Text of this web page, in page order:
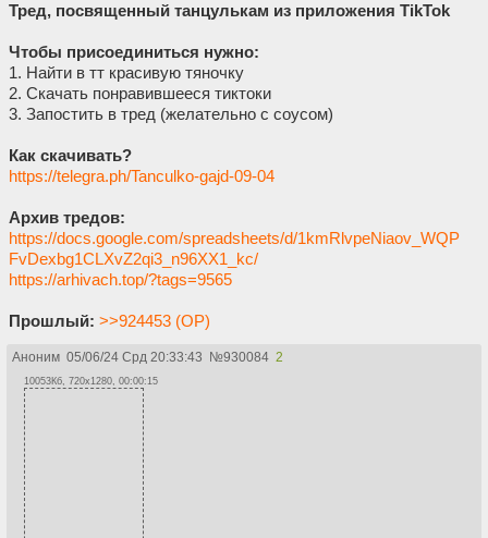
Тред, посвященный танцулькам из приложения TikTok
Чтобы присоединиться нужно:
1. Найти в тт красивую тяночку
2. Скачать понравившееся тиктоки
3. Запостить в тред (желательно с соусом)
Как скачивать?
https://telegra.ph/Tanculko-gajd-09-04
Архив тредов:
https://docs.google.com/spreadsheets/d/1kmRlvpeNiaov_WQP
FvDexbg1CLXvZ2qi3_n96XX1_kc/
https://arhivach.top/?tags=9565
Прошлый: >>924453 (OP)
Аноним 05/06/24 Срд 20:33:43 №930084 2
10053Кб, 720x1280, 00:00:15